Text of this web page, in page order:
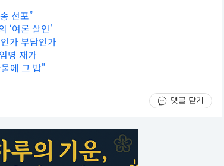
선포”
‘여론 살인’
가 부담인가
명 재가
에 그 밥”
댓글 닫기